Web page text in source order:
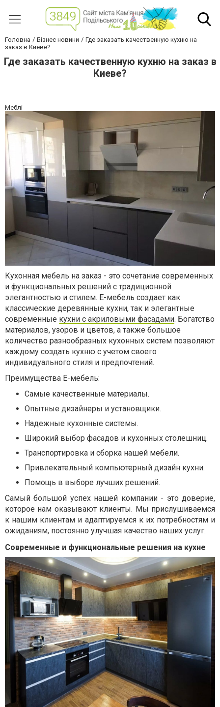
Головна Бізнес новини
Где заказать качественную кухню на
заказ в Киеве?
Где заказать качественную кухню на заказ в
Киеве?
Меблі
Кухонная мебель на заказ - это сочетание современных
и функциональных решений с традиционной
элегантностью и стилем. Е-мебель создает как
классические деревянные кухни, так и элегантные
современные кухни с акриловыми фасадами. Богатство
материалов, узоров и цветов, а также большое
количество разнообразных кухонных систем позволяют
каждому создать кухню с учетом своего
индивидуального стиля и предпочтений.
Преимущества Е-мебель:
Самые качественные материалы.
Опытные дизайнеры и установщики.
Надежные кухонные системы.
Широкий выбор фасадов и кухонных столешниц.
Транспортировка и сборка нашей мебели.
Привлекательный компьютерный дизайн кухни.
Помощь в выборе лучших решений.
Самый большой успех нашей компании - это доверие,
которое нам оказывают клиенты. Мы прислушиваемся
к нашим клиентам и адаптируемся к их потребностям и
ожиданиям, постоянно улучшая качество наших услуг.
Современные и функциональные решения на кухне